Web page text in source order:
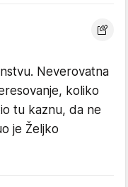
Neverovatna
koliko
tu kaznu, da ne
je Željko